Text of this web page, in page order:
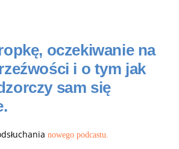
oczekiwanie na
i o tym jak
sam się
nowego podcastu.